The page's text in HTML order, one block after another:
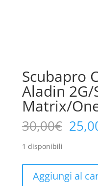
Scubapro
Aladin 2G/
Matrix/
30,00€ Il
era:
1 disponibili
Cinturino
Aggiungi al